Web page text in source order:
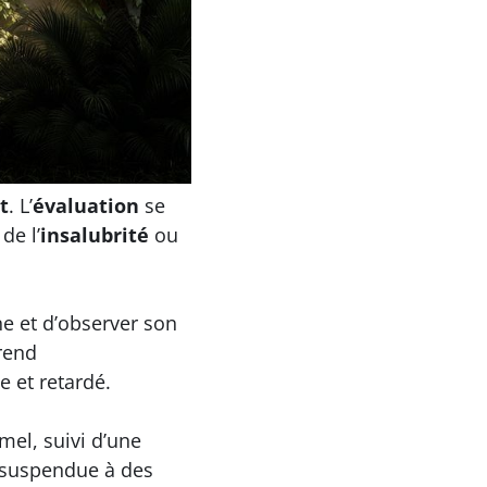
. L’évaluation se
l’insalubrité ou
et d’observer son
et retardé.
suivi d’une
à des